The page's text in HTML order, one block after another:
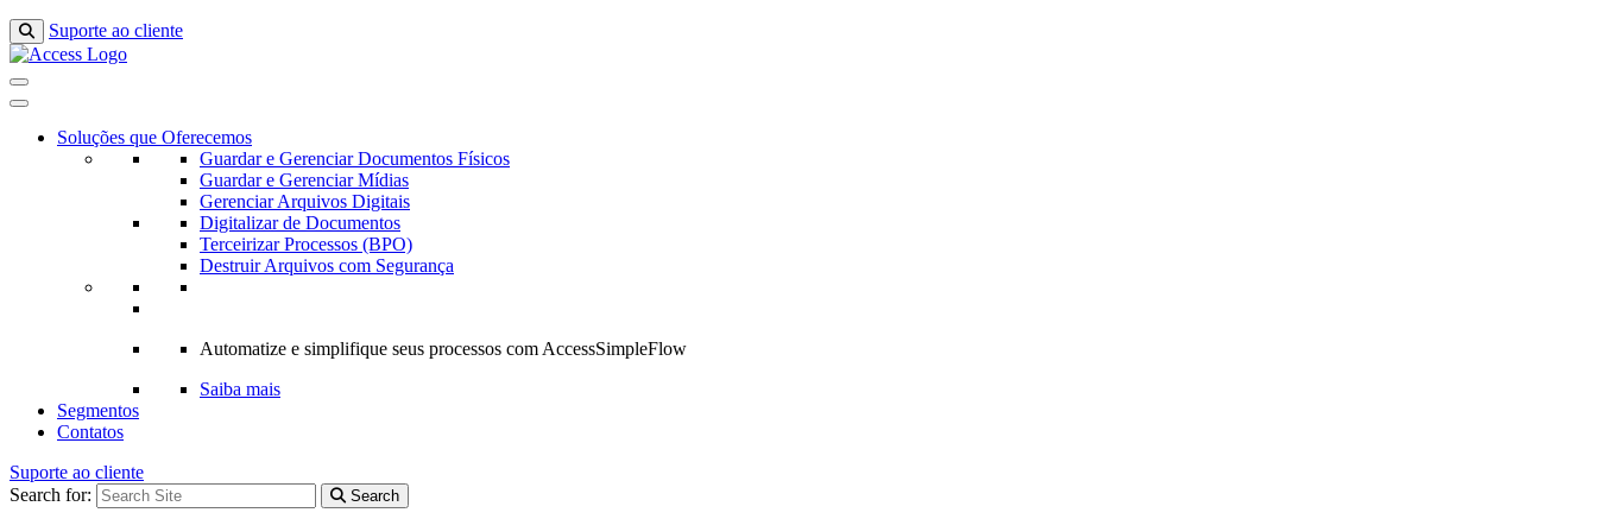
Toggle Search
Suporte ao cliente
Toggle Navigation
Soluções que Oferecemos
Guardar e Gerenciar Documentos Físicos
Guardar e Gerenciar Mídias
Gerenciar Arquivos Digitais
Digitalizar de Documentos
Terceirizar Processos (BPO)
Destruir Arquivos com Segurança
Automatize e simplifique seus processos com AccessSimpleFlow
Saiba mais
Segmentos
Contatos
Suporte ao cliente
Search for:
Search